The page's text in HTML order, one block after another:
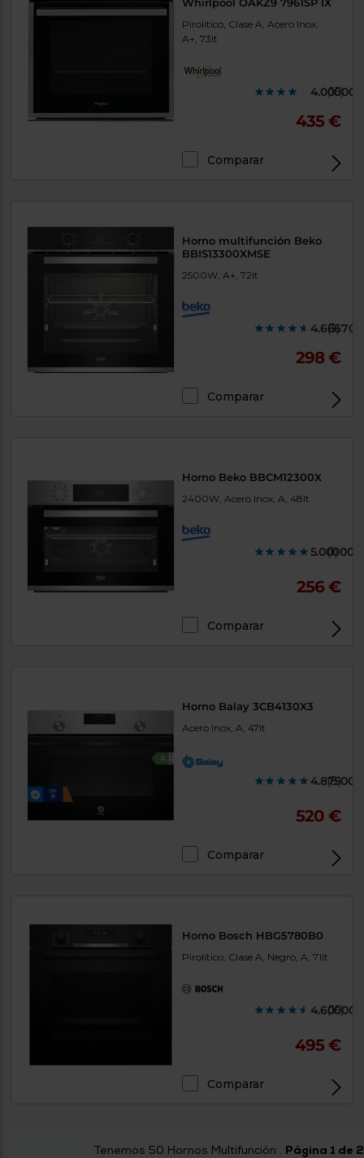
Whirlpool OAKZ9 7961SP IX
Pirolítico, Clase A, Acero Inox,
A+, 73lt
(15)
435 €
Comparar
Horno multifunción Beko
BBIS13300XMSE
2500W, A+, 72lt
(3)
298 €
Comparar
Horno Beko BBCM12300X
2400W, Acero Inox, A, 48lt
(1)
256 €
Comparar
Horno Balay 3CB4130X3
Acero Inox, A, 47lt
(8)
520 €
Comparar
Horno Bosch HBG5780B0
Pirolítico, Clase A, Negro, A, 71lt
(15)
495 €
Comparar
Tenemos 50 Hornos Multifunción . Página 1 de 2